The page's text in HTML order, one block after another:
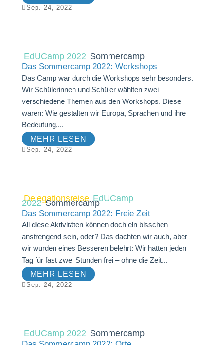
 Sep. 24, 2022
EdUCamp 2022 Sommercamp
Das Sommercamp 2022: Workshops
Das Camp war durch die Workshops sehr besonders.
Wir Schülerinnen und Schüler wählten zwei
verschiedene Themen aus den Workshops. Diese
waren: Wie gestalten wir Europa, Sprachen und ihre
Bedeutung,...
MEHR LESEN
 Sep. 24, 2022
Delegationsreise EdUCamp
2022 Sommercamp
Das Sommercamp 2022: Freie Zeit
All diese Aktivitäten können doch ein bisschen
anstrengend sein, oder? Das dachten wir auch, aber
wir wurden eines Besseren belehrt: Wir hatten jeden
Tag für fast zwei Stunden frei – ohne die Zeit...
MEHR LESEN
 Sep. 24, 2022
EdUCamp 2022 Sommercamp